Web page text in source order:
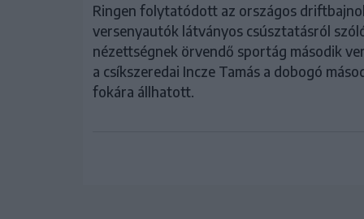
Ringen folytatódott az országos
versenyautók látványos csúsztatásról
nézettségnek örvendő sportág második
a csíkszeredai Incze Tamás a dobogó
fokára állhatott.